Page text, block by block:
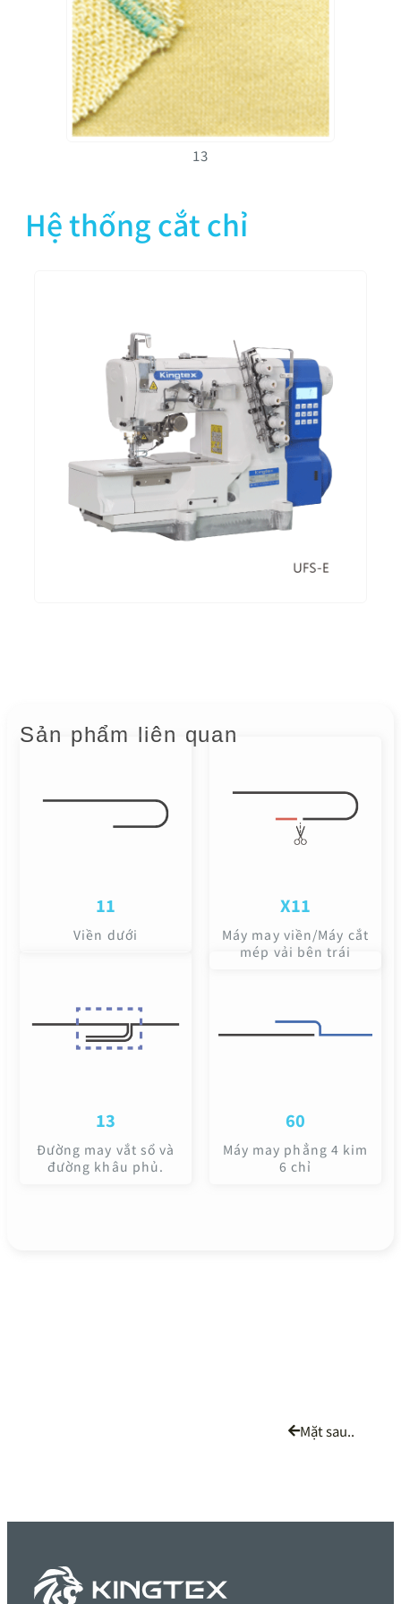
13
Hệ thống cắt chỉ
Sản phẩm liên quan
11
Viền dưới
X11
Máy may viền/Máy cắt
mép vải bên trái
13
Đường may vắt sổ và
đường khâu phủ.
60
Máy may phẳng 4 kim
6 chỉ
Mặt sau..